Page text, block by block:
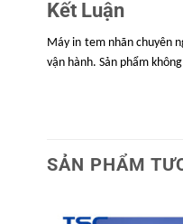
Kết Luận
Máy in tem nhãn chuyên
vận hành. Sản phẩm
SẢN PHẨM